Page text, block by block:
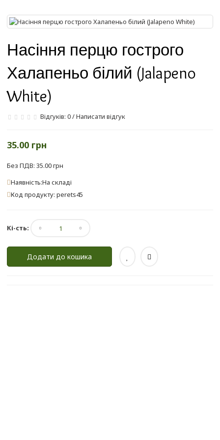
Насіння перцю гострого
Халапеньо білий (Jalapeno
White)
Відгуків: 0/Написати відгук
35.00 грн
Без ПДВ: 35.00 грн
Наявність:На складі
Код продукту: perets45
Кі-сть:
Додати до кошика